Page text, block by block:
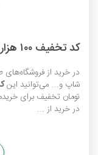
کد تخفیف ۱۰۰ هزار تومانی دیجی پی
در خرید از
شاپ و... می‌توانید این
در خرید از ...